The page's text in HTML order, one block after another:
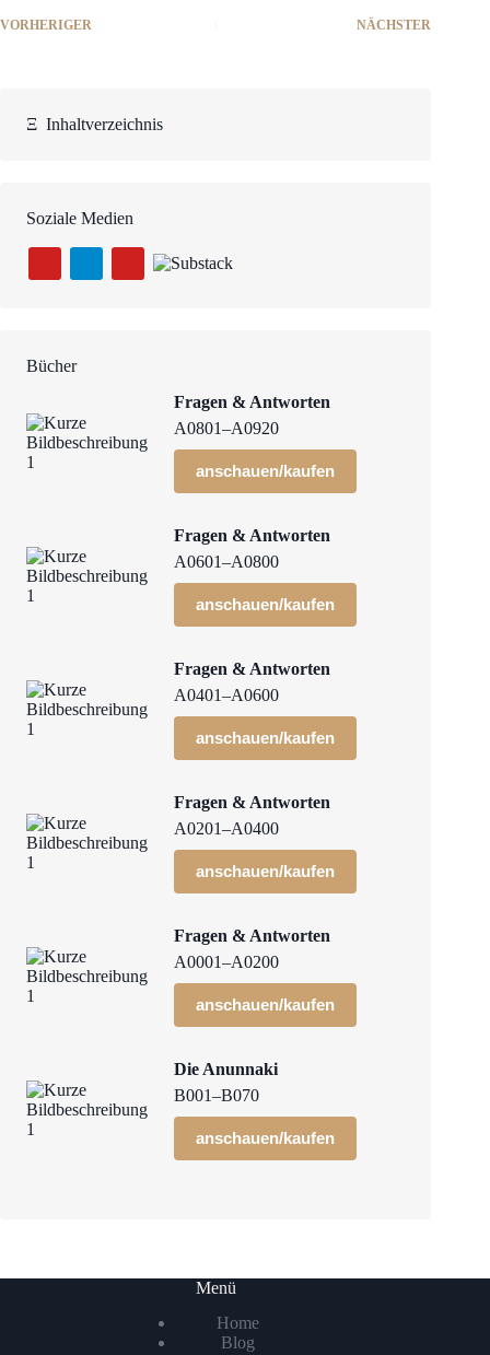
VORHERIGER NÄCHSTER
Ξ Inhaltverzeichnis
Soziale Medien
Bücher
Fragen & Antworten
A0801–A0920
anschauen/kaufen
Fragen & Antworten
A0601–A0800
anschauen/kaufen
Fragen & Antworten
A0401–A0600
anschauen/kaufen
Fragen & Antworten
A0201–A0400
anschauen/kaufen
Fragen & Antworten
A0001–A0200
anschauen/kaufen
Die Anunnaki
B001–B070
anschauen/kaufen
Menü
Home
Blog